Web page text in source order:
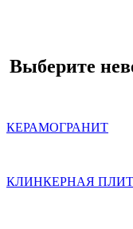
Выберите
КЕРАМОГРАНИТ
КЛИНКЕРНАЯ